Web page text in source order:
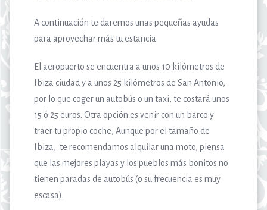
A continuación te daremos unas pequeñas ayudas
para aprovechar más tu estancia.
El aeropuerto se encuentra a unos 10 kilómetros de
Ibiza ciudad y a unos 25 kilómetros de San Antonio,
por lo que coger un autobús o un taxi, te costará unos
15 ó 25 euros. Otra opción es venir con un barco y
traer tu propio coche, Aunque por el tamaño de
Ibiza, te recomendamos alquilar una moto, piensa
que las mejores playas y los pueblos más bonitos no
tienen paradas de autobús (o su frecuencia es muy
escasa).